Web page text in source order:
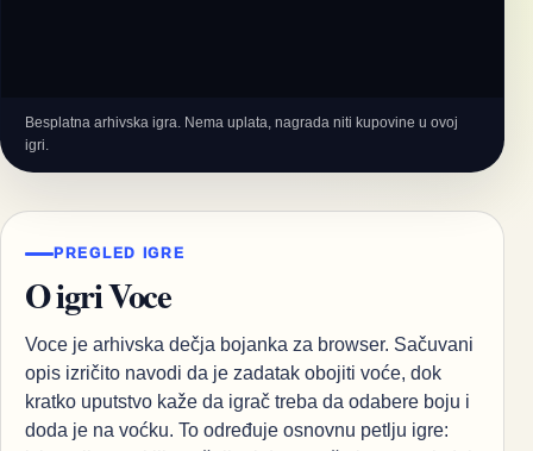
Besplatna arhivska igra. Nema uplata, nagrada niti kupovine u ovoj
igri.
PREGLED IGRE
O igri Voce
Voce je arhivska dečja bojanka za browser. Sačuvani
opis izričito navodi da je zadatak obojiti voće, dok
kratko uputstvo kaže da igrač treba da odabere boju i
doda je na voćku. To određuje osnovnu petlju igre: